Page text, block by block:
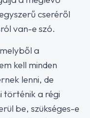
cseréről
van-e szó.
a
kell minden
lenni, de
történik a régi
be, szükséges-e